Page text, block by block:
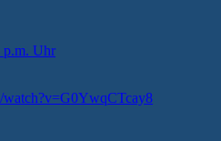
p.m. Uhr